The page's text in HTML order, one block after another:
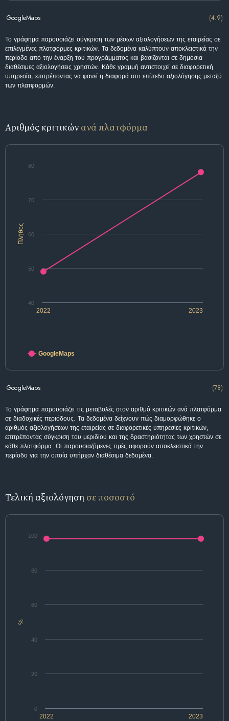
GoogleMaps (4.9)
Το γράφημα παρουσιάζει σύγκριση των μέσων αξιολογήσεων της εταιρείας σε
επιλεγμένες πλατφόρμες κριτικών. Τα δεδομένα καλύπτουν αποκλειστικά την
περίοδο από την έναρξη του προγράμματος και βασίζονται σε δημόσια
διαθέσιμες αξιολογήσεις χρηστών. Κάθε γραμμή αντιστοιχεί σε διαφορετική
υπηρεσία, επιτρέποντας να φανεί η διαφορά στο επίπεδο αξιολόγησης μεταξύ
των πλατφορμών.
Αριθμός κριτικών ανά πλατφόρμα
Πλήθος
2022 2023
50
60
70
80
40
GoogleMaps
GoogleMaps (78)
Το γράφημα παρουσιάζει τις μεταβολές στον αριθμό κριτικών ανά πλατφόρμα
σε διαδοχικές περιόδους. Τα δεδομένα δείχνουν πώς διαμορφώθηκε ο
αριθμός αξιολογήσεων της εταιρείας σε διαφορετικές υπηρεσίες κριτικών,
επιτρέποντας σύγκριση του μεριδίου και της δραστηριότητας των χρηστών σε
κάθε πλατφόρμα. Οι παρουσιαζόμενες τιμές αφορούν αποκλειστικά την
περίοδο για την οποία υπήρχαν διαθέσιμα δεδομένα.
Τελική αξιολόγηση σε ποσοστό
%
2022 2023
0
20
40
60
80
100